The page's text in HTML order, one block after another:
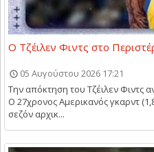
Ο Τζέιλεν Φιντς στο
05 Αυγούστου 2026 17:21
Την απόκτηση του Τζέιλεν Φιντς
Ο 27χρονος Αμερικανός γκαρντ
σεζόν αρχικ...